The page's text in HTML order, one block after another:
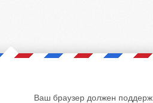
Ваш браузер должен